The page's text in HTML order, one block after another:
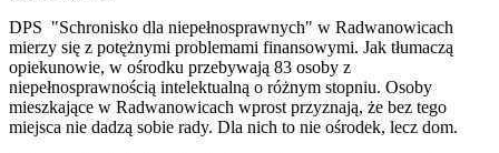
DPS "Schronisko dla niepełnosprawnych" w Radwanowicach
mierzy się z potężnymi problemami finansowymi. Jak tłumaczą
opiekunowie, w ośrodku przebywają 83 osoby z
niepełnosprawnością intelektualną o różnym stopniu. Osoby
mieszkające w Radwanowicach wprost przyznają, że bez tego
miejsca nie dadzą sobie rady. Dla nich to nie ośrodek, lecz dom.